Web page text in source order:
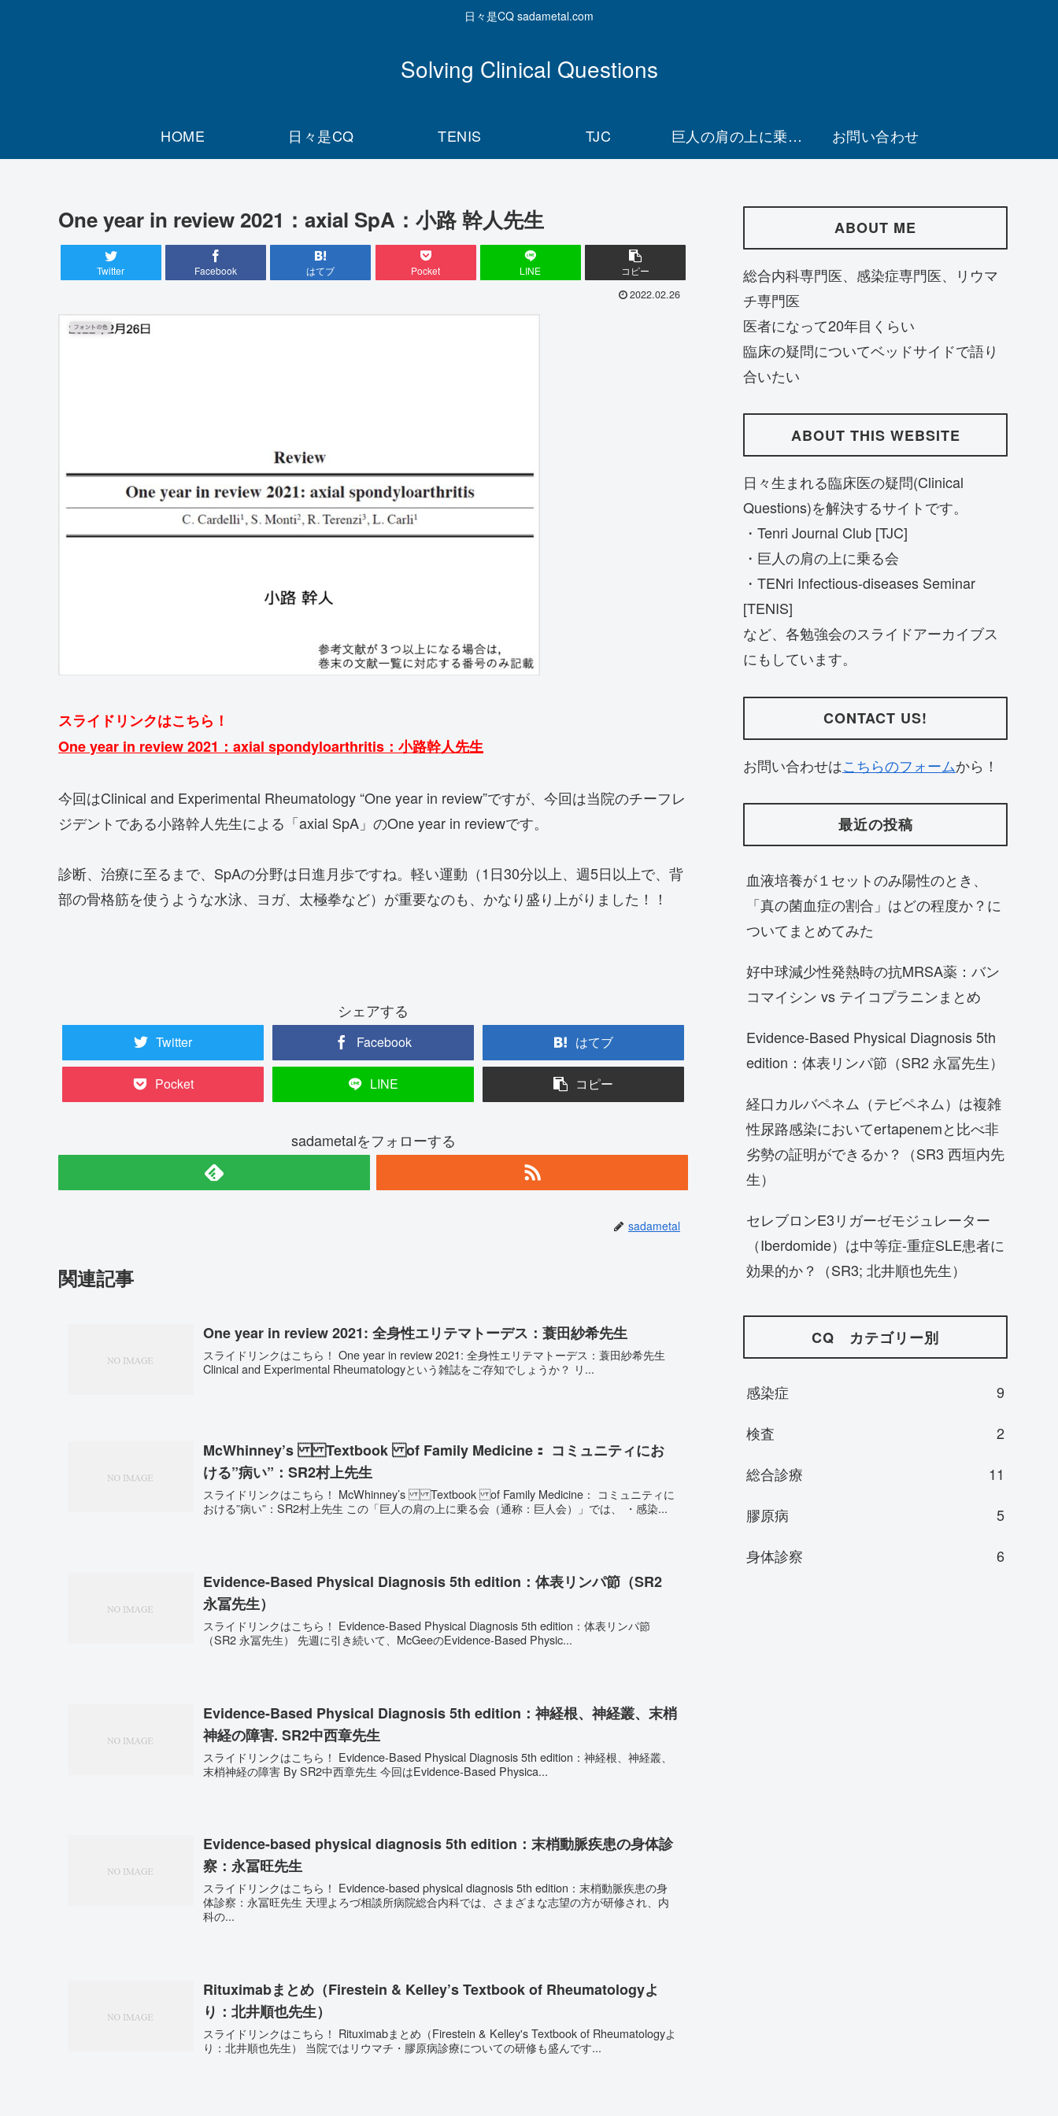
日々是CQ sadametal.com
Solving Clinical Questions
HOME 日々是CQ TENIS TJC 巨人の肩の上に乗る お問い合わせ
One year in review 2021：axial SpA：小路 幹人先生
Twitter Facebook はてブ Pocket LINE コピー
2022.02.26
スライドリンクはこちら！
One year in review 2021：axial spondyloarthritis：小路幹人先生
今回はClinical and Experimental Rheumatology “One year in review”ですが、今回は当院のチーフレ
ジデントである小路幹人先生による「axial SpA」のOne year in reviewです。
診断、治療に至るまで、SpAの分野は日進月歩ですね。軽い運動（1日30分以上、週5日以上で、背
部の骨格筋を使うような水泳、ヨガ、太極拳など）が重要なのも、かなり盛り上がりました！！
シェアする
Twitter Facebook はてブ
Pocket LINE コピー
sadametalをフォローする
sadametal
関連記事
One year in review 2021: 全身性エリテマトーデス：蓑田紗希先生
スライドリンクはこちら！ One year in review 2021: 全身性エリテマトーデス：蓑田紗希先生
Clinical and Experimental Rheumatologyという雑誌をご存知でしょうか？ リ...
McWhinney’s Textbook of Family Medicine： コミュニティにお
ける”病い”：SR2村上先生
スライドリンクはこちら！ McWhinney’s Textbook of Family Medicine： コミュニティに
おける”病い”：SR2村上先生 この「巨人の肩の上に乗る会（通称：巨人会）」では、 ・感染...
Evidence-Based Physical Diagnosis 5th edition：体表リンパ節（SR2
永冨先生）
スライドリンクはこちら！ Evidence-Based Physical Diagnosis 5th edition：体表リンパ節
（SR2 永冨先生） 先週に引き続いて、McGeeのEvidence-Based Physic...
Evidence-Based Physical Diagnosis 5th edition：神経根、神経叢、末梢
神経の障害. SR2中西章先生
スライドリンクはこちら！ Evidence-Based Physical Diagnosis 5th edition：神経根、神経叢、
末梢神経の障害 By SR2中西章先生 今回はEvidence-Based Physica...
Evidence-based physical diagnosis 5th edition：末梢動脈疾患の身体診
察：永冨旺先生
スライドリンクはこちら！ Evidence-based physical diagnosis 5th edition：末梢動脈疾患の身
体診察：永冨旺先生 天理よろづ相談所病院総合内科では、さまざまな志望の方が研修され、内
科の...
Rituximabまとめ（Firestein & Kelley’s Textbook of Rheumatologyよ
り：北井順也先生）
スライドリンクはこちら！ Rituximabまとめ（Firestein & Kelley's Textbook of Rheumatologyよ
り：北井順也先生） 当院ではリウマチ・膠原病診療についての研修も盛んです...
ABOUT ME
総合内科専門医、感染症専門医、リウマ
チ専門医
医者になって20年目くらい
臨床の疑問についてベッドサイドで語り
合いたい
ABOUT THIS WEBSITE
日々生まれる臨床医の疑問(Clinical
Questions)を解決するサイトです。
・Tenri Journal Club [TJC]
・巨人の肩の上に乗る会
・TENri Infectious-diseases Seminar
[TENIS]
など、各勉強会のスライドアーカイブス
にもしています。
CONTACT US!
お問い合わせはこちらのフォームから！
最近の投稿
血液培養が１セットのみ陽性のとき、
「真の菌血症の割合」はどの程度か？に
ついてまとめてみた
好中球減少性発熱時の抗MRSA薬：バン
コマイシン vs テイコプラニンまとめ
Evidence-Based Physical Diagnosis 5th
edition：体表リンパ節（SR2 永冨先生）
経口カルバペネム（テビペネム）は複雑
性尿路感染においてertapenemと比べ非
劣勢の証明ができるか？（SR3 西垣内先
生）
セレブロンE3リガーゼモジュレーター
（Iberdomide）は中等症-重症SLE患者に
効果的か？（SR3; 北井順也先生）
CQ カテゴリー別
感染症
9
検査
2
総合診療
11
膠原病
5
身体診察
6